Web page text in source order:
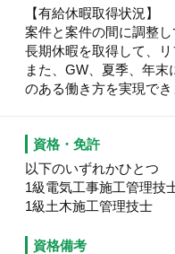
【有給休暇取得状況】
案件と案件の間に調整し
長期休暇を取得して、
また、GW、夏季、年
のある働き方を実現でき
資格・免許
以下のいずれかひとつ
1級電気工事施工管理技
1級土木施工管理技士
資格備考